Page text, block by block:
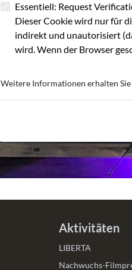
Aktivitäten
LIBERTA
Nachwuchs-
Essentiell: Request
Dieser Cookie wird nur für
indirekt und unautorisiert
wird. Wenn der Browser
Weitere Informationen erhalten